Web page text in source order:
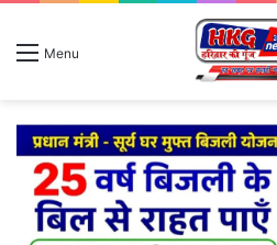
Menu